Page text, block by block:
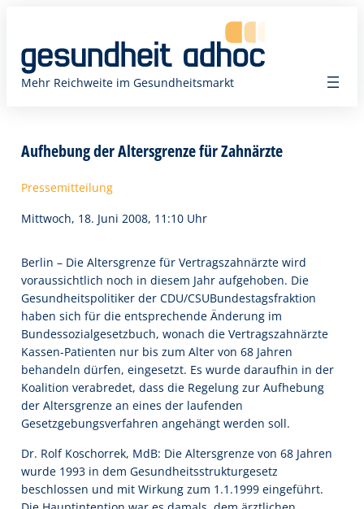
springen
Mehr Reichweite im Gesundheitsmarkt
Aufhebung der Altersgrenze für Zahnärzte
Pressemitteilung
Mittwoch, 18. Juni 2008, 11:10 Uhr
Berlin – Die Altersgrenze für Vertragszahnärzte wird
voraussichtlich noch in diesem Jahr aufgehoben. Die
Gesundheitspolitiker der CDU/CSUBundestagsfraktion
haben sich für die entsprechende Änderung im
Bundessozialgesetzbuch, wonach die Vertragszahnärzte
Kassen-Patienten nur bis zum Alter von 68 Jahren
behandeln dürfen, eingesetzt. Es wurde daraufhin in der
Koalition verabredet, dass die Regelung zur Aufhebung
der Altersgrenze an eines der laufenden
Gesetzgebungsverfahren angehängt werden soll.
Dr. Rolf Koschorrek, MdB: Die Altersgrenze von 68 Jahren
wurde 1993 in dem Gesundheitsstrukturgesetz
beschlossen und mit Wirkung zum 1.1.1999 eingeführt.